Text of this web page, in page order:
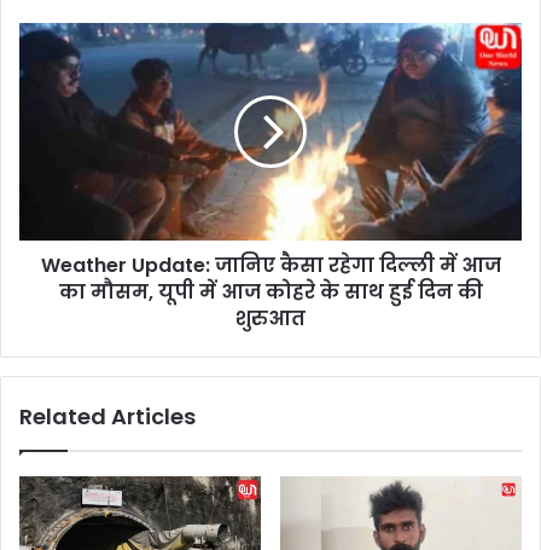
r
e
g
t
नि
ए
व
W
p
नि
सा
र
हे
Weather Update: जानिए कैसा रहेगा दिल्ली में आज
का मौसम, यूपी में आज कोहरे के साथ हुई दिन की
शुरुआत
Related Articles